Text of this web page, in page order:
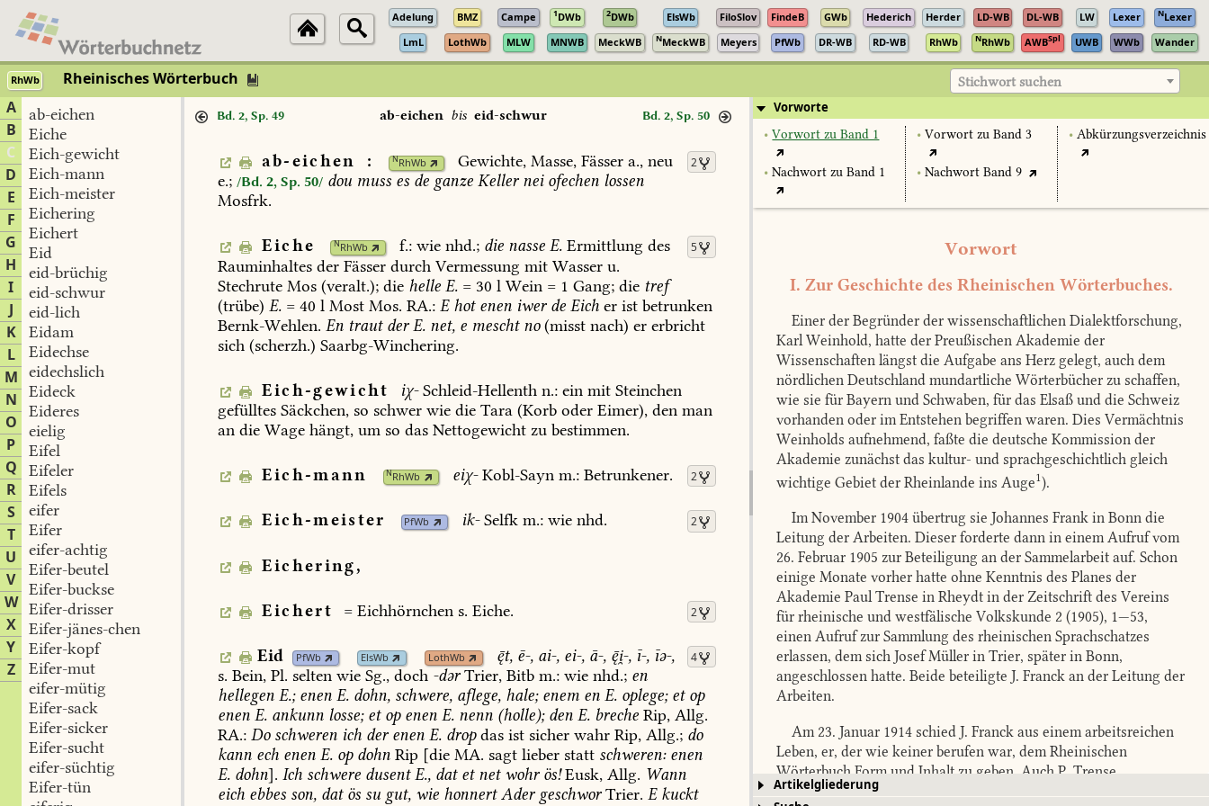
Adelung BMZ Campe 1DWb 2DWb ElsWb FiloSlov FindeB GWb Hederich Herder LD-WB DL-WB LW Lexer NLexer
LmL
LothWb MLW MNWB MeckWB NMeckWB Meyers PfWb DR-WB RD-WB RhWb NRhWb AWBSpl UWB WWb Wander
RhWb Rheinisches Wörterbuch Stichwort suchen
A
B
C
D
E
F
G
H
I
J
K
L
M
N
O
P
Q
R
S
T
U
V
W
X
Y
Z
ab-eichen
Eiche
Eich-gewicht
Eich-mann
Eich-meister
Eichering
Eichert
Eid
eid-brüchig
eid-schwur
eid-lich
Eidam
Eidechse
eidechslich
Eideck
Eideres
eielig
Eifel
Eifeler
Eifels
eifer
Eifer
eifer-achtig
Eifer-beutel
Eifer-buckse
Eifer-drisser
Eifer-jänes-chen
Eifer-kopf
Eifer-mut
eifer-mütig
Eifer-sack
Eifer-sicker
Eifer-sucht
eifer-süchtig
Eifer-tün
Bd. 2, Sp. 49 ab-eichenbis eid-schwur Bd. 2, Sp. 50
2
ab-eichen : NRhWb Gewichte, Masse, Fässer a., neu
e.; /Bd. 2, Sp. 50/ dou muss es de ganze Kellerneiofechen lossen
Mosfrk.
5
Eiche NRhWb f.: wie nhd.; die nasse E. Ermittlung des
Rauminhaltes der Fässer durch Vermessung mit Wasser u.
Stechrute Mos (veralt.); die helle E. = 30 l Wein = 1 Gang; die tref
(trübe) E. = 40 l Most Mos. RA.: Ehotenen iwerde Eich er ist betrunken
Bernk-Wehlen. En trautderE. net, e meschtno(misst nach) er erbricht
sich (scherzh.) Saarbg-Winchering.
Eich-gewicht iχ- Schleid-Hellenthn.: einmitSteinchen
gefülltes Säckchen, so schwer wie die Tara (Korb oder Eimer), den man
an die Wage hängt, um so das Nettogewicht zu bestimmen.
2
Eich-mann NRhWb eiχ- Kobl-Saynm.: Betrunkener.
2
Eich-meister PfWb ik-Selfkm.: wienhd.
Eichering,
2
Eichert =Eichhörnchens. Eiche.
4
Eid PfWb ElsWb LothWb t, ē-, ai-, ei-, ā-, -, ī-, īə-,
s. Bein, Pl. selten wie Sg., doch -dər Trier, Bitb m.: wie nhd.; en
hellegen E.;enen E. dohn, schwere, aflege, hale;enem en E. oplege;etop
enen E. ankunn losse;etopenen E. nenn (holle);den E. breche Rip, Allg.
RA.: Doschweren ich derenen E. dropdas ist sicher wahr Rip, Allg.; do
kann ech enen E. opdohn Rip [die MA. sagt lieber statt schweren:enen
E. dohn]. Ich schwere dusentE., datetnetwohrös! Eusk, Allg. Wann
eich ebbes son, datös su gut, wie honnertAdergeschwor Trier. Ekuckt
Vorworte
• Vorwort zu Band 1
• Nachwort zu Band 1
• Vorwort zu Band 3
• Nachwort Band 9
• Abkürzungsverzeichnis
Vorwort
I. Zur Geschichte des Rheinischen Wörterbuches.
Einer der Begründer der wissenschaftlichen Dialektforschung,
Karl Weinhold, hatte der Preußischen Akademie der
Wissenschaften längst die Aufgabe ans Herz gelegt, auch dem
nördlichen Deutschland mundartliche Wörterbücher zu schaffen,
wie sie für Bayern und Schwaben, für das Elsaß und die Schweiz
vorhanden oder im Entstehen begriffen waren. Dies Vermächtnis
Weinholds aufnehmend, faßte die deutsche Kommission der
Akademie zunächst das kultur- und sprachgeschichtlich gleich
wichtige Gebiet der Rheinlande ins Auge1).
Im November 1904 übertrug sie Johannes Frank in Bonn die
Leitung der Arbeiten. Dieser forderte dann in einem Aufruf vom
26. Februar 1905 zur Beteiligung an der Sammelarbeit auf. Schon
einige Monate vorher hatte ohne Kenntnis des Planes der
Akademie Paul Trense in Rheydt in der Zeitschrift des Vereins
für rheinische und westfälische Volkskunde 2 (1905), 1—53,
einen Aufruf zur Sammlung des rheinischen Sprachschatzes
erlassen, dem sich Josef Müller in Trier, später in Bonn,
angeschlossen hatte. Beide beteiligte J. Franck an der Leitung der
Arbeiten.
Am 23. Januar 1914 schied J. Franck aus einem arbeitsreichen
Leben, er, der wie keiner berufen war, dem Rheinischen
Wörterbuch Form und Inhalt zu geben. Auch P. Trense,
besonders in der Erschließung des niederfränkischen Teiles
Artikelgliederung